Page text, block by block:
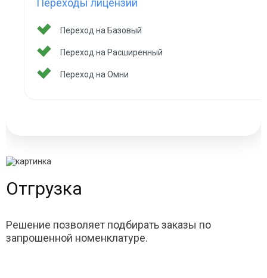
Переходы лицензий
Переход на Базовый
Переход на Расширенный
Переход на Омни
Отгрузка
Решение позволяет подбирать заказы по
запрошенной номенклатуре.